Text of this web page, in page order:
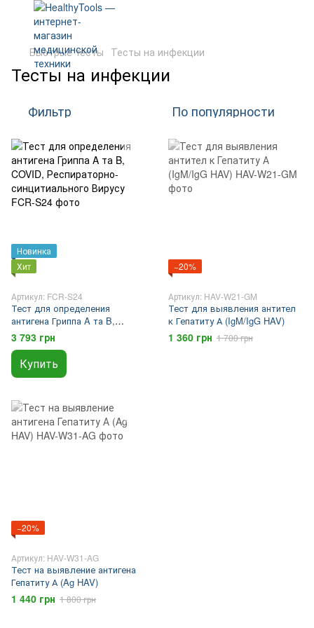
Быстрые тесты Тесты на инфекции
Тесты на инфекции
Фильтр По популярности
Новинка
Хит
Артикул: FCR-S24
Тест для определения
антигена Гриппа A та B,
COVID, Респираторно-
синцитиального Вирусу
3 793 грн
Купить
−20%
Артикул: HAV-W21-GM
Тест для выявления антител
к Гепатиту А (IgM/IgG HAV)
1 360 грн 1 700 грн
−20%
Артикул: HAV-W31-AG
Тест на выявление антигена
Гепатиту А (Ag HAV)
1 440 грн 1 800 грн